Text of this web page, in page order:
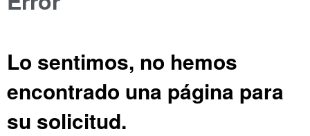
Lo sentimos, no hemos
encontrado una página para
su solicitud.